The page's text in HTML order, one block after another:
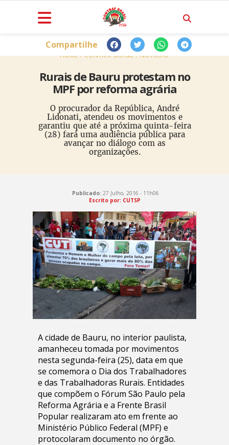
HOME CONTRAF BRASIL NOTÍCIAS
Rurais de Bauru protestam no
MPF por reforma agrária
O procurador da República, André
Lidonati, atendeu os movimentos e
garantiu que até a próxima quinta-feira
(28) fará uma audiência pública para
avançar no diálogo com as
organizações.
Compartilhe
Publicado:27 Julho, 2016 - 11h06
Escrito por: CUTSP
A cidade de Bauru, no interior paulista,
amanheceu tomada por movimentos
nesta segunda-feira (25), data em que
se comemora o Dia dos Trabalhadores
e das Trabalhadoras Rurais. Entidades
que compõem o Fórum São Paulo pela
Reforma Agrária e a Frente Brasil
Popular realizaram ato em frente ao
Ministério Público Federal (MPF) e
protocolaram documento no órgão.